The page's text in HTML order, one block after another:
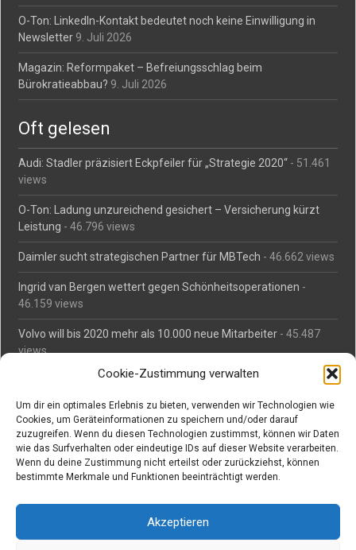
Cookie-Zustimmung verwalten
Um dir ein optimales Erlebnis zu bieten, verwenden wir Technologien wie
Cookies, um Geräteinformationen zu speichern und/oder darauf
zuzugreifen. Wenn du diesen Technologien zustimmst, können wir Daten
wie das Surfverhalten oder eindeutige IDs auf dieser Website verarbeiten.
Wenn du deine Zustimmung nicht erteilst oder zurückziehst, können
bestimmte Merkmale und Funktionen beeinträchtigt werden.
Akzeptieren
O-Ton: LinkedIn-Kontakt bedeutet noch keine Einwilligung in
Newsletter 9. Juli 2026
Magazin: Reformpaket – Befreiungsschlag beim
Bürokratieabbau? 9. Juli 2026
Oft gelesen
Audi: Stadler präzisiert Eckpfeiler für „Strategie 2020“ - 51.461
views
O-Ton: Ladung unzureichend gesichert – Versicherung kürzt
Leistung - 46.796 views
Daimler sucht strategischen Partner für MBTech - 46.662 views
Ingrid van Bergen wettert gegen Schönheitsoperationen -
46.159 views
Volvo will bis 2020 mehr als 10.000 neue Mitarbeiter - 45.487
views
Mäßiges Interesse an Daimlers MBtech- 44.713 views
O-Ton: Wer muss Schaden für abgedriftete Silvesterraketen
zahlen? - 42.372 views
Kollegengespräch: Urteile zum Grillen- 42.063 views
Suchen bei Vorabs